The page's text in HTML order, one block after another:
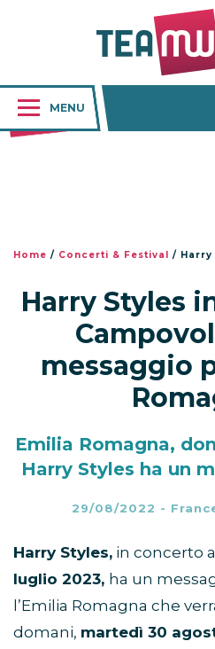
MENU
Home / Concerti & Festival / Harry Styles
Harry Styles
messaggio
Emilia Romagna,
Harry Styles ha un
29/08/2022 -
Harry Styles, in concerto a
luglio 2023, ha un
l’Emilia Romagna che
domani, martedì 30